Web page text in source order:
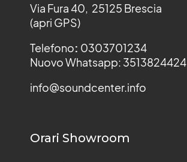
Via Fura 40, 25125 Brescia
(apri GPS)
Telefono: 0303701234
Nuovo Whatsapp: 3513824424
info@soundcenter.info
Orari Showroom